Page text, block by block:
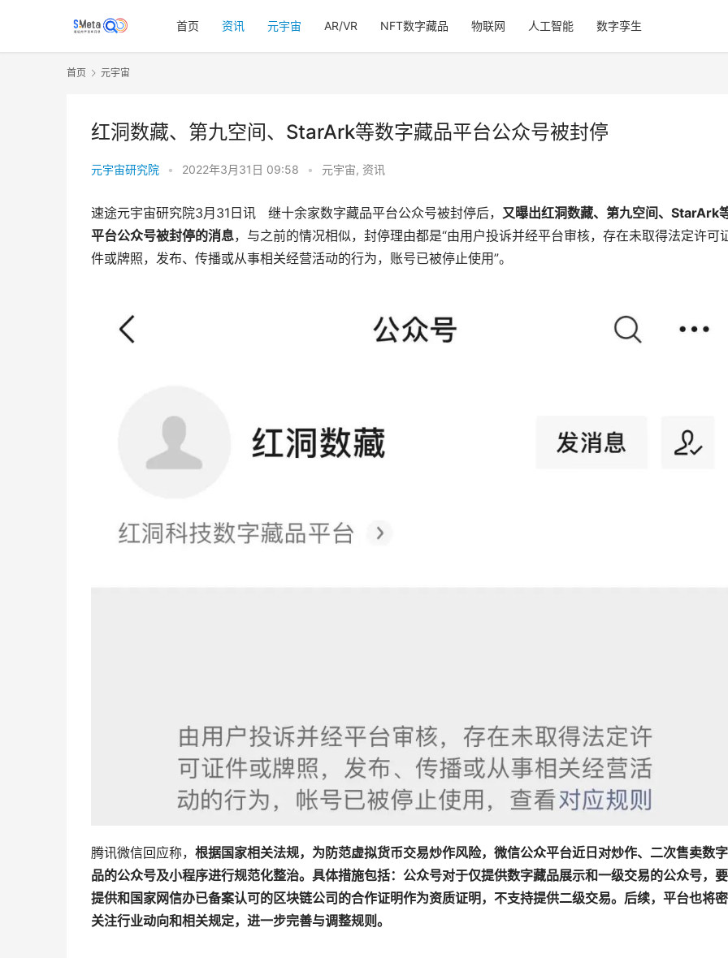
首页 资讯 元宇宙 AR/VR NFT数字藏品 物联网 人工智能 数字孪生
首页 元宇宙
红洞数藏、第九空间、StarArk等数字藏品平台公众号被封停
元宇宙研究院 • 2022年3月31日 09:58 • 元宇宙, 资讯
速途元宇宙研究院3月31日讯   继十余家数字藏品平台公众号被封停后， 又曝出红洞数藏、第九空间、StarArk
平台公众号被封停的消息，与之前的情况相似，封停理由都是“由用户投诉并经平台审核，存在未取得法定许可
件或牌照，发布、传播或从事相关经营活动的行为，账号已被停止使用”。
腾讯微信回应称， 根据国家相关法规，为防范虚拟货币交易炒作风险，微信公众平台近日对炒作、二次售卖数
品的公众号及小程序进行规范化整治。具体措施包括：公众号对于仅提供数字藏品展示和一级交易的公众号，
提供和国家网信办已备案认可的区块链公司的合作证明作为资质证明，不支持提供二级交易。后续，平台也将
关注行业动向和相关规定，进一步完善与调整规则。